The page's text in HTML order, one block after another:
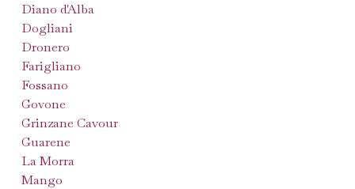
Diano d'Alba
Dogliani
Dronero
Farigliano
Fossano
Govone
Grinzane Cavour
Guarene
La Morra
Mango